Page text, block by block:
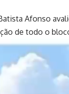
Afonso
de todo o